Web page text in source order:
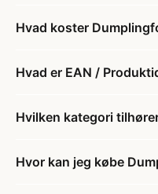
Hvad koster
Hvad er EAN /
Hvilken kategori
Hvor kan jeg købe